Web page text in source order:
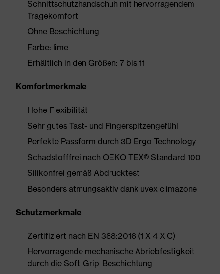
Schnittschutzhandschuh mit hervorragendem
Tragekomfort
Ohne Beschichtung
Farbe: lime
Erhältlich in den Größen: 7 bis 11
Komfortmerkmale
Hohe Flexibilität
Sehr gutes Tast- und Fingerspitzengefühl
Perfekte Passform durch 3D Ergo Technology
Schadstofffrei nach OEKO-TEX® Standard 100
Silikonfrei gemäß Abdrucktest
Besonders atmungsaktiv dank uvex climazone
Schutzmerkmale
Zertifiziert nach EN 388:2016 (1 X 4 X C)
Hervorragende mechanische Abriebfestigkeit
durch die Soft-Grip-Beschichtung